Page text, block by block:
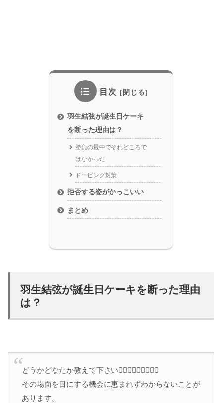
目次
羽生結弦が誕生日ケーキ
を断った理由は？
勝負の最中でそれどころで
はなかった
ドーピング対策
拒否する姿がかっこいい
まとめ
羽生結弦が誕生日ケーキを断った理由
は？
どうかどなたか教えて下さい🙇🏻‍♀️🙇🏻‍♀️🙇🏻‍♀️
その場面を目にする機会に恵まれずわからないことが
あります。